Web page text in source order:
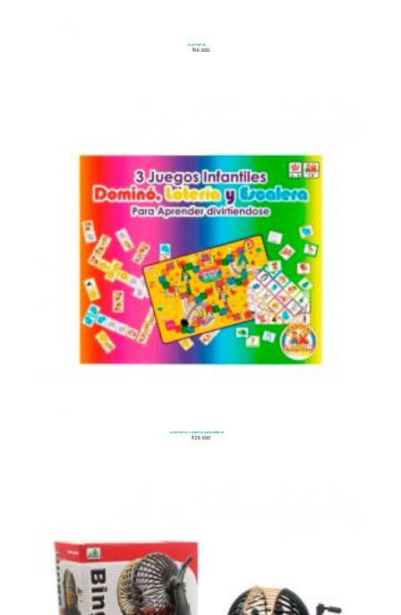
Dominó
$16.900
Domino Lotería y Escalera
$29.900